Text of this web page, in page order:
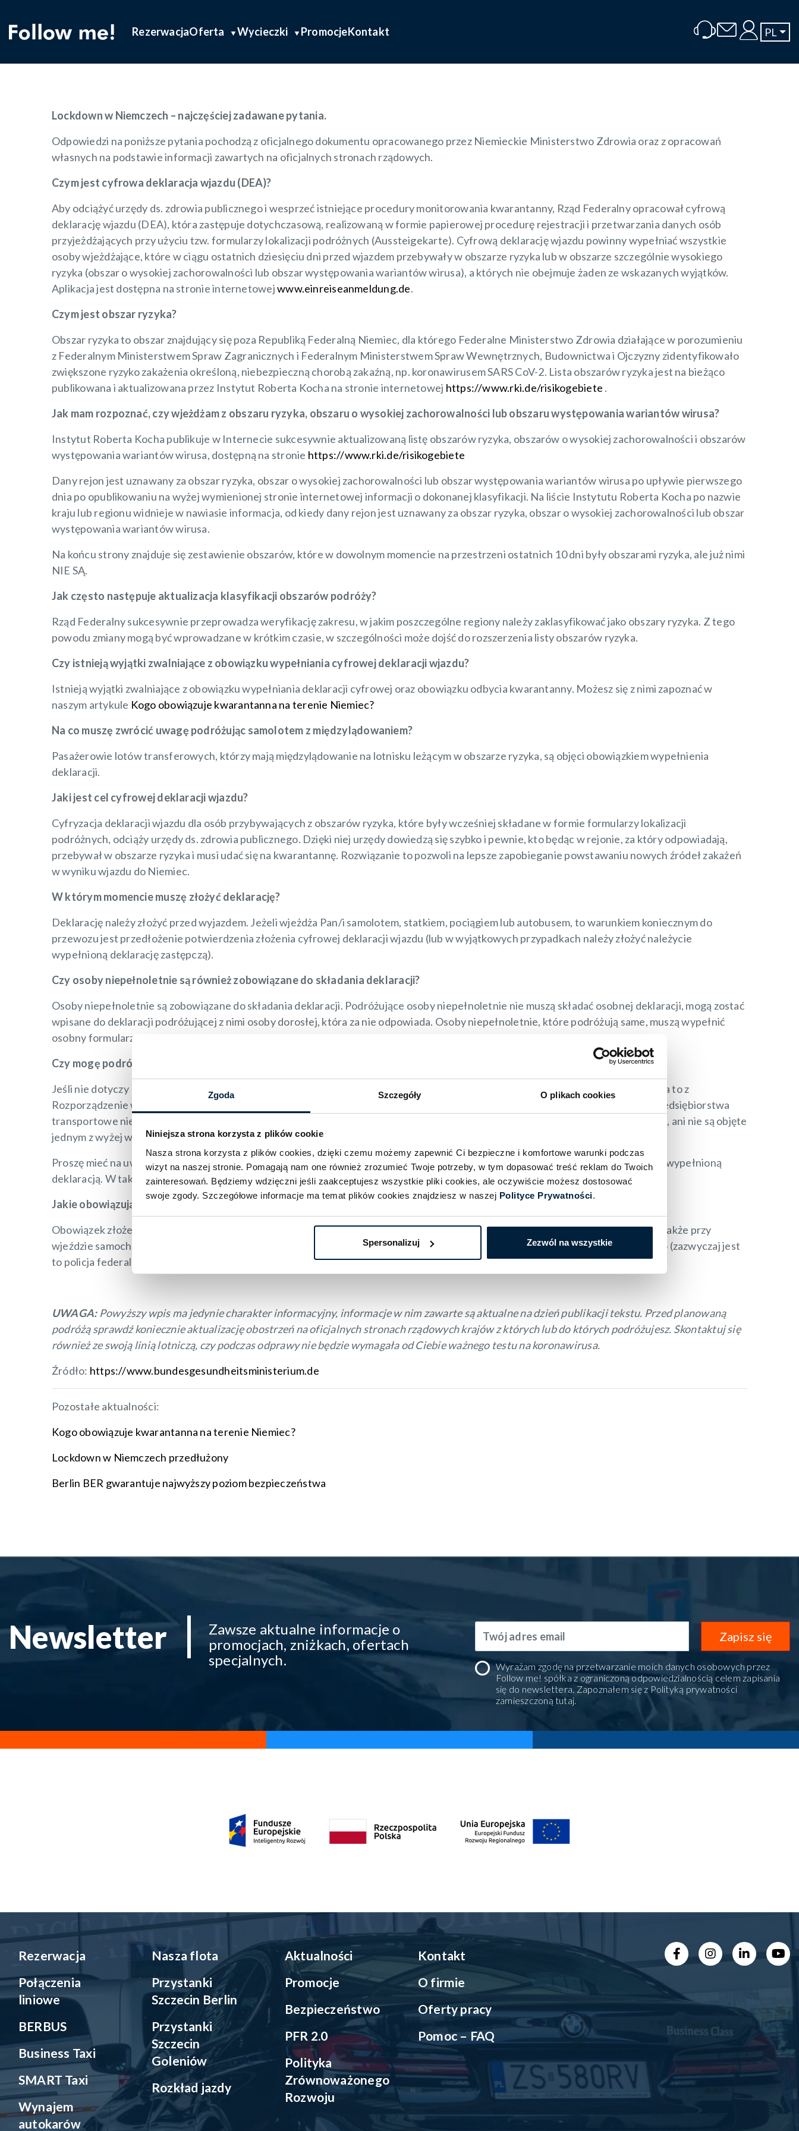
Zgoda Szczegóły O plikach cookies
Niniejsza strona korzysta z plików cookie
Nasza strona korzysta z plików cookies, dzięki czemu możemy zapewnić Ci bezpieczne i komfortowe warunki podczas
wizyt na naszej stronie. Pomagają nam one również zrozumieć Twoje potrzeby, w tym dopasować treść reklam do Twoich
zainteresowań. Będziemy wdzięczni jeśli zaakceptujesz wszystkie pliki cookies, ale oczywiście możesz dostosować
swoje zgody. Szczegółowe informacje ma temat plików cookies znajdziesz w naszej Polityce Prywatności.
Spersonalizuj Zezwól na wszystkie
RezerwacjaOferta Wycieczki PromocjeKontakt PL
Lockdown w Niemczech – najczęściej zadawane pytania.
Odpowiedzi na poniższe pytania pochodzą z oficjalnego dokumentu opracowanego przez Niemieckie Ministerstwo Zdrowia oraz z opracowań
własnych na podstawie informacji zawartych na oficjalnych stronach rządowych.
Czym jest cyfrowa deklaracja wjazdu (DEA)?
Aby odciążyć urzędy ds. zdrowia publicznego i wesprzeć istniejące procedury monitorowania kwarantanny, Rząd Federalny opracował cyfrową
deklarację wjazdu (DEA), która zastępuje dotychczasową, realizowaną w formie papierowej procedurę rejestracji i przetwarzania danych osób
przyjeżdżających przy użyciu tzw. formularzy lokalizacji podróżnych (Aussteigekarte). Cyfrową deklarację wjazdu powinny wypełniać wszystkie
osoby wjeżdżające, które w ciągu ostatnich dziesięciu dni przed wjazdem przebywały w obszarze ryzyka lub w obszarze szczególnie wysokiego
ryzyka (obszar o wysokiej zachorowalności lub obszar występowania wariantów wirusa), a których nie obejmuje żaden ze wskazanych wyjątków.
Aplikacja jest dostępna na stronie internetowejwww.einreiseanmeldung.de.
Czym jest obszar ryzyka?
Obszar ryzyka to obszar znajdujący się poza Republiką Federalną Niemiec, dla którego Federalne Ministerstwo Zdrowia działające w porozumieniu
z Federalnym Ministerstwem Spraw Zagranicznych i Federalnym Ministerstwem Spraw Wewnętrznych, Budownictwa i Ojczyzny zidentyfikowało
zwiększone ryzyko zakażenia określoną, niebezpieczną chorobą zakaźną, np. koronawirusem SARS CoV-2. Lista obszarów ryzyka jest na bieżąco
publikowana i aktualizowana przez Instytut Roberta Kocha na stronie internetowej https://www.rki.de/risikogebiete .
Jak mam rozpoznać, czy wjeżdżam z obszaru ryzyka, obszaru o wysokiej zachorowalności lub obszaru występowania wariantów wirusa?
Instytut Roberta Kocha publikuje w Internecie sukcesywnie aktualizowaną listę obszarów ryzyka, obszarów o wysokiej zachorowalności i obszarów
występowania wariantów wirusa, dostępną na stronie https://www.rki.de/risikogebiete
Dany rejon jest uznawany za obszar ryzyka, obszar o wysokiej zachorowalności lub obszar występowania wariantów wirusa po upływie pierwszego
dnia po opublikowaniu na wyżej wymienionej stronie internetowej informacji o dokonanej klasyfikacji. Na liście Instytutu Roberta Kocha po nazwie
kraju lub regionu widnieje w nawiasie informacja, od kiedy dany rejon jest uznawany za obszar ryzyka, obszar o wysokiej zachorowalności lub obszar
występowania wariantów wirusa.
Na końcu strony znajduje się zestawienie obszarów, które w dowolnym momencie na przestrzeni ostatnich 10 dni były obszarami ryzyka, ale już nimi
NIE SĄ.
Jak często następuje aktualizacja klasyfikacji obszarów podróży?
Rząd Federalny sukcesywnie przeprowadza weryfikację zakresu, w jakim poszczególne regiony należy zaklasyfikować jako obszary ryzyka. Z tego
powodu zmiany mogą być wprowadzane w krótkim czasie, w szczególności może dojść do rozszerzenia listy obszarów ryzyka.
Czy istnieją wyjątki zwalniające z obowiązku wypełniania cyfrowej deklaracji wjazdu?
Istnieją wyjątki zwalniające z obowiązku wypełniania deklaracji cyfrowej oraz obowiązku odbycia kwarantanny. Możesz się z nimi zapoznać w
naszym artykule Kogo obowiązuje kwarantanna na terenie Niemiec?
Na co muszę zwrócić uwagę podróżując samolotem z międzylądowaniem?
Pasażerowie lotów transferowych, którzy mają międzylądowanie na lotnisku leżącym w obszarze ryzyka, są objęci obowiązkiem wypełnienia
deklaracji.
Jaki jest cel cyfrowej deklaracji wjazdu?
Cyfryzacja deklaracji wjazdu dla osób przybywających z obszarów ryzyka, które były wcześniej składane w formie formularzy lokalizacji
podróżnych, odciąży urzędy ds. zdrowia publicznego. Dzięki niej urzędy dowiedzą się szybko i pewnie, kto będąc w rejonie, za który odpowiadają,
przebywał w obszarze ryzyka i musi udać się na kwarantannę. Rozwiązanie to pozwoli na lepsze zapobieganie powstawaniu nowych źródeł zakażeń
w wyniku wjazdu do Niemiec.
W którym momencie muszę złożyć deklarację?
Deklarację należy złożyć przed wyjazdem. Jeżeli wjeżdża Pan/i samolotem, statkiem, pociągiem lub autobusem, to warunkiem koniecznym do
przewozu jest przedłożenie potwierdzenia złożenia cyfrowej deklaracji wjazdu (lub w wyjątkowych przypadkach należy złożyć należycie
wypełnioną deklarację zastępczą).
Czy osoby niepełnoletnie są również zobowiązane do składania deklaracji?
Osoby niepełnoletnie są zobowiązane do składania deklaracji. Podróżujące osoby niepełnoletnie nie muszą składać osobnej deklaracji, mogą zostać
wpisane do deklaracji podróżującej z nimi osoby dorosłej, która za nie odpowiada. Osoby niepełnoletnie, które podróżują same, muszą wypełnić
osobny formularz.
Czy mogę podróżować bez cyfrowej deklaracji wjazdu?
Jeśli nie dotyczy Pana/i żaden z powyższych wyjątków, nie może być Pan/i przewożony/a bez wypełnionej deklaracji wjazdu. Wynika to z
Rozporządzenie w sprawie wjazdu do Niemiec w sytuacji pandemii koronawirusa (BAnz AT 13.01.2021). Zgodnie z jego treścią przedsiębiorstwa
transportowe nie mogą przewozić osób, które nie przedłożą dowodu w postaci cyfrowej deklaracji wjazdu lub deklaracji zastępczej, ani nie są objęte
jednym z wyżej wymienionych wyjątków.
Proszę mieć na uwadze: w przypadku podania informacji, które są ewidentnie nieprawidłowe, nie mamy do czynienia z prawidłowo wypełnioną
deklaracją. W takiej sytuacji przedsiębiorstwa transportowe nie mogą Pana/i przewieźć.
Jakie obowiązują zasady przy wjeździe samochodem?
Obowiązek złożenia cyfrowej deklaracji wjazdu występuje niezależnie od tego, jakim środkiem transportu następuje wjazd, a więc także przy
wjeździe samochodem. W pobliżu granicy organ, któremu powierzono przeprowadzanie policyjnej kontroli ruchu transgranicznego (zazwyczaj jest
to policja federalna) może przeprowadzać wyrywkowe kontrole i zażądać przedłożenia potwierdzenia.
UWAGA:Powyższy wpis ma jedynie charakter informacyjny, informacje w nim zawarte są aktualne na dzień publikacji tekstu. Przed planowaną
podróżą sprawdź koniecznie aktualizację obostrzeń na oficjalnych stronach rządowych krajów z których lub do których podróżujesz. Skontaktuj się
również ze swoją linią lotniczą, czy podczas odprawy nie będzie wymagała od Ciebie ważnego testu na koronawirusa.
Źródło: https://www.bundesgesundheitsministerium.de
Pozostałe aktualności:
Kogo obowiązuje kwarantanna na terenie Niemiec?
Lockdown w Niemczech przedłużony
Berlin BER gwarantuje najwyższy poziom bezpieczeństwa
Newsletter
Zawsze aktualne informacje o
promocjach, zniżkach, ofertach
specjalnych.
Zapisz się
Wyrażam zgodę na przetwarzanie moich danych osobowych przez
Follow me! spółka z ograniczoną odpowiedzialnością celem zapisania
się do newslettera. Zapoznałem się z Polityką prywatności
zamieszczoną tutaj.
Rezerwacja
Połączenia
liniowe
BERBUS
Business Taxi
SMART Taxi
Wynajem
autokarów
Nasza flota
Przystanki
Szczecin Berlin
Przystanki
Szczecin
Goleniów
Rozkład jazdy
Aktualności
Promocje
Bezpieczeństwo
PFR 2.0
Polityka
Zrównoważonego
Rozwoju
Kontakt
O firmie
Oferty pracy
Pomoc – FAQ